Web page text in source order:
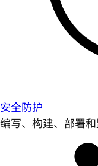
安全防护
编写、构建、部署